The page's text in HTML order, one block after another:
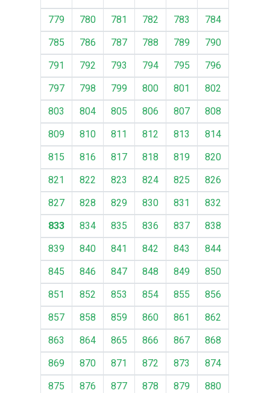
779
780 781 782 783
784
785
786 787 788 789
790
791
792 793 794 795
796
797
798 799 800 801
802
803
804 805 806 807
808
809
810 811 812 813
814
815
816 817 818 819
820
821
822 823 824 825
826
827
828 829 830 831
832
833
834 835 836 837
838
839
840 841 842 843
844
845
846 847 848 849
850
851
852 853 854 855
856
857
858 859 860 861
862
863
864 865 866 867
868
869
870 871 872 873
874
875
876 877 878 879
880